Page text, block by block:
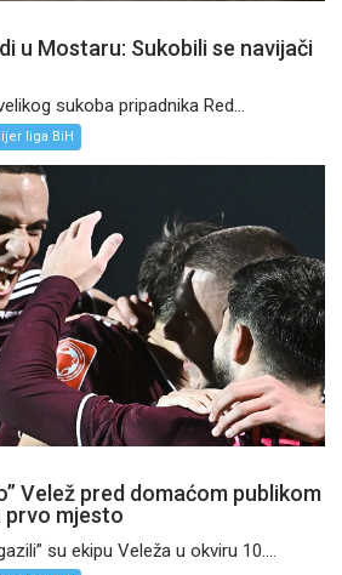
u Mostaru: Sukobili se navijači
sukoba pripadnika Red...
liga BiH
Velež pred domaćom publikom
prvo mjesto
su ekipu Veleža u okviru 10....